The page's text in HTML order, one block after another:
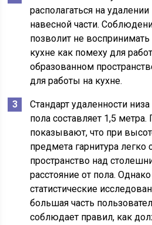
располагаться на
навесной части.
позволит не
кухне как помеху для
образованном
для работы на кухне.
Стандарт удаленности
пола составляет 1,5
показывают, что при
предмета гарнитура легко
пространство над
расстояние от пола.
статистические
большая часть
соблюдает правил, как